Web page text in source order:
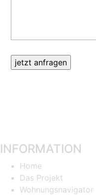
INFORMATION
Home
Das Projekt
Wohnungsnavigator